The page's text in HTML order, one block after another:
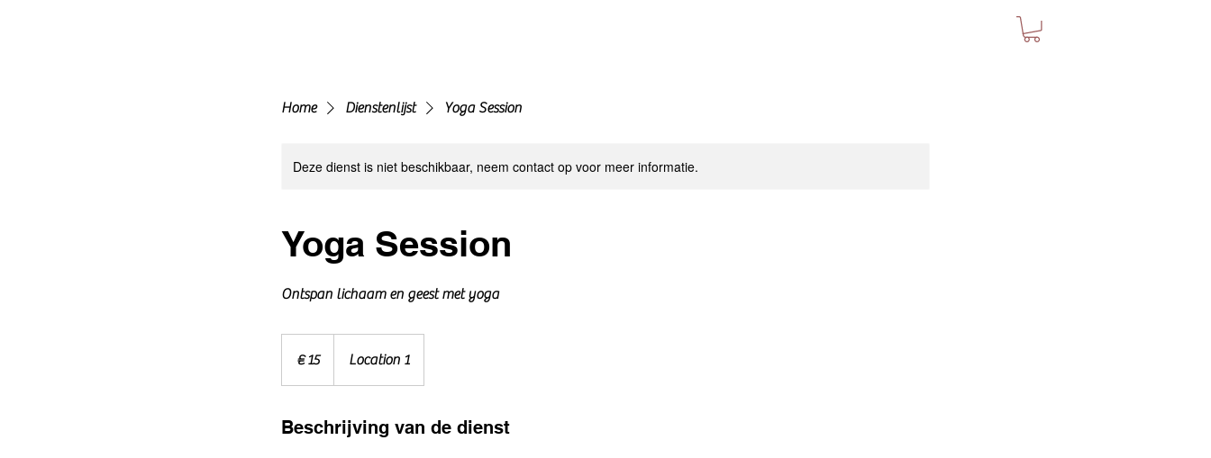
Home Dienstenlijst Yoga Session
Deze dienst is niet beschikbaar, neem contact op voor meer informatie.
Yoga Session
Ontspan lichaam en geest met yoga
€ 15 Location 1
Beschrijving van de dienst